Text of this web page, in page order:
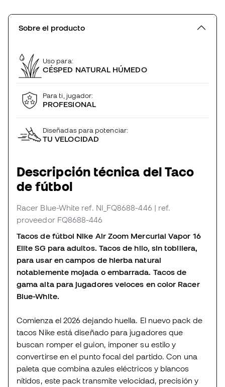
Sobre el producto
Uso para:
CÉSPED NATURAL HÚMEDO
Para ti, jugador:
PROFESIONAL
Diseñadas para potenciar:
TU VELOCIDAD
Descripción técnica del Taco
de fútbol
Racer Blue-White ref. NI_FQ8688-446 | ref.
proveedor FQ8688-446
Tacos de fútbol Nike Air Zoom Mercurial Vapor 16
Elite SG para adultos. Tacos de hilo, sin tobillera,
para usar en campos de hierba natural
notablemente mojada o embarrada. Tacos de
gama alta para jugadores veloces en color Racer
Blue-White.
Comienza el 2026 dejando huella. El nuevo pack de
tacos Nike está diseñado para jugadores que
buscan romper el guion, imponer su estilo y
convertirse en el punto focal del partido. Con una
paleta que combina azules eléctricos y blancos
nítidos, este pack transmite velocidad, precisión y